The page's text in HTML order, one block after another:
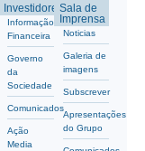
Investidores
Informação
Financeira
Governo
da
Sociedade
Comunicados
Ação
Media
Sala de
Imprensa
Noticias
Galeria de
imagens
Subscrever
Apresentações
do Grupo